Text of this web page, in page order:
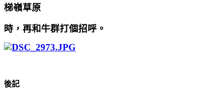
梯嶺草原
時，再和牛群打個招呼。
後記